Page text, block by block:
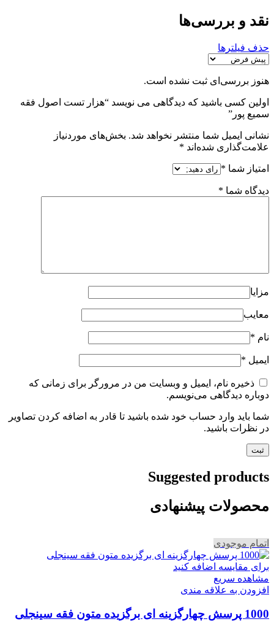
نقد و بررسی‌ها
حذف فیلترها
هنوز بررسی‌ای ثبت نشده است.
اولین کسی باشید که دیدگاهی می نویسد “هزار تست اصول فقه
سمیع پور”
نشانی ایمیل شما منتشر نخواهد شد. بخش‌های موردنیاز
علامت‌گذاری شده‌اند *
امتیاز شما *
دیدگاه شما *
مزایا
معایب
نام *
ایمیل *
ذخیره نام، ایمیل و وبسایت من در مرورگر برای زمانی که
دوباره دیدگاهی می‌نویسم.
شما باید وارد حساب خود شده باشید تا قادر به اضافه کردن تصاویر
در نظرات باشید.
Suggested products
محصولات پیشنهادی
اتمام موجودی
برای مقایسه اضافه کنید
مشاهده سریع
افزودن به علاقه مندی
1000 پرسش چهارگزینه ای برگزیده متون فقه سینجلی